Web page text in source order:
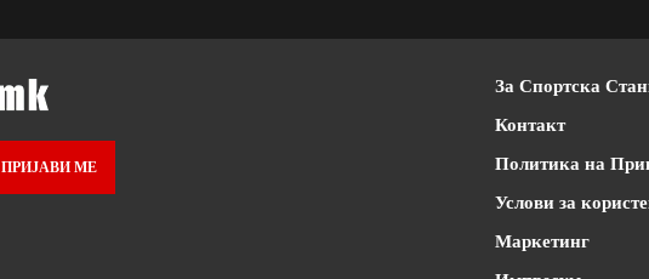
ПРИЈАВИ МЕ
За Спортска
Контакт
Политика на
Услови за
Маркетинг